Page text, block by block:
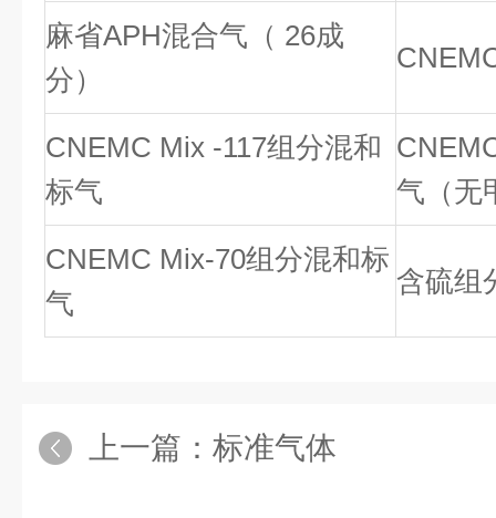
麻省APH混合气（ 26成
分）
CNEMC Mix -117组分混和
标气
气（无
CNEMC Mix-70组分混和标
气
含硫组
上一篇： 标准气体